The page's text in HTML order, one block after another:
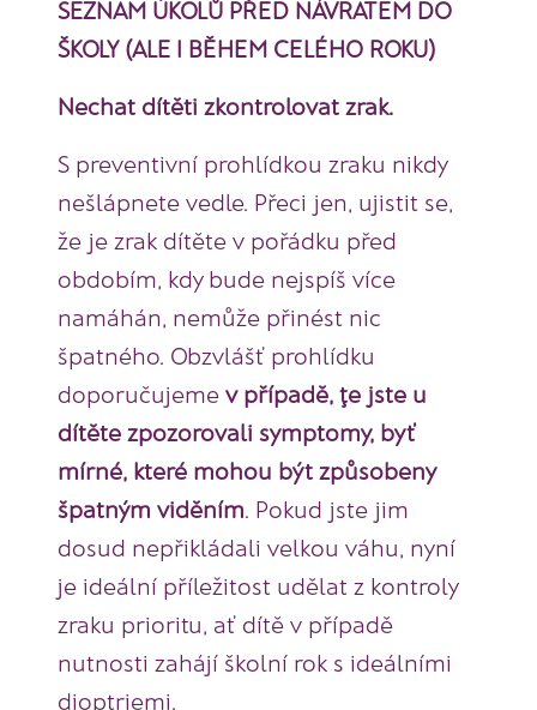
SEZNAM ÚKOLŮ PŘED NÁVRATEM DO
ŠKOLY (ALE I BĚHEM CELÉHO ROKU)
Nechat dítěti zkontrolovat zrak.
S preventivní prohlídkou zraku nikdy
nešlápnete vedle. Přeci jen, ujistit se,
že je zrak dítěte v pořádku před
obdobím, kdy bude nejspíš více
namáhán, nemůže přinést nic
špatného. Obzvlášť prohlídku
doporučujeme v případě, ţe jste u
dítěte zpozorovali symptomy, byť
mírné, které mohou být způsobeny
špatným viděním. Pokud jste jim
dosud nepřikládali velkou váhu, nyní
je ideální příležitost udělat z kontroly
zraku prioritu, ať dítě v případě
nutnosti zahájí školní rok s ideálními
dioptriemi.